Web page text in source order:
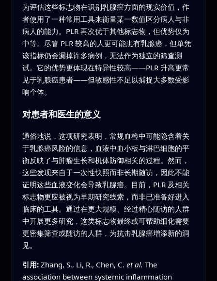
为评估这些标志物在识别乳腺癌方面的现实价值，作
者使用了一种常用工具来衡量某一数值区分病人与非
病人的能力。PLR 再次优于其他标志物，但优势仅为
中等。尽管 PLR 较高的人更可能患有乳腺癌，但单凭
该指标仍会漏掉许多病例，无法作为独立的筛查测
试。它的优势更体现在特异性较高——PLR 升高更常
见于乳腺癌患者——但敏感性不足以捕捉大多数受影
响个体。
对患者和医生的意义
通俗地说，这项研究表明，常规血检中可能隐含着关
于乳腺癌风险的信息，血液中血小板与淋巴细胞的平
衡反映了与肿瘤生长和机体防御相关的过程。然而，
这些发现来自于一次性快照而非长期随访，因此不能
证明这些血液变化会导致乳腺癌。目前，PLR 及相关
标志物更应被视为早期研究线索，而非已准备好进入
临床的工具。通过在更大规模、经过精心随访的人群
中开展更多研究，这类标志物最终或可帮助细化需要
更密集筛查或随访的人群，为抗击乳腺癌增添新的洞
见。
引用: Zhang, S., Li, R., Chen, C. et al. The
association between systemic inflammation